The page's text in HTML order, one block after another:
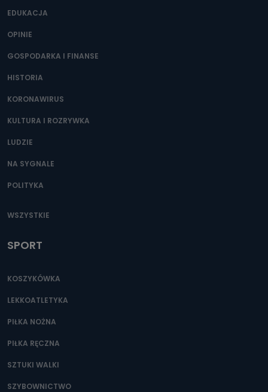
EDUKACJA
OPINIE
GOSPODARKA I FINANSE
HISTORIA
KORONAWIRUS
KULTURA I ROZRYWKA
LUDZIE
NA SYGNALE
POLITYKA
WSZYSTKIE
SPORT
KOSZYKÓWKA
LEKKOATLETYKA
PIŁKA NOŻNA
PIŁKA RĘCZNA
SZTUKI WALKI
SZYBOWNICTWO